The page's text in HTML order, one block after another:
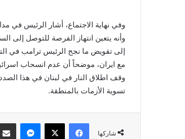
وفي نهاية الاجتماع، أشار الرئيس في
وأنه يتعين انتهاز الفرصة للتوصل
إلى تقويض ما نجح الرئيس ترامب في
مع ايران، موضحاً أن عدم انسحاب
وقف اطلاق النار في لبنان في هذا
تسوية الأزمات بالمنطقة.
شاركها
فيسبوك X ماسنجر